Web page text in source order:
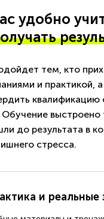
удобно
тем, кто
и практикой,
выстроено
до результата в
стресса.
и реальные